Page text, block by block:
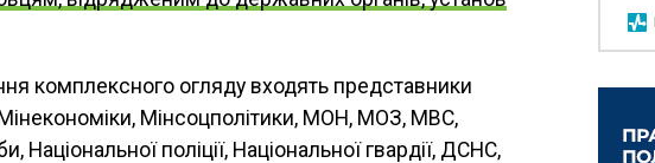
комплексного огляду входять представники
Мінекономіки, Мінсоцполітики, МОН, МОЗ, МВС,
поліції, Національної гвардії, ДСНС,